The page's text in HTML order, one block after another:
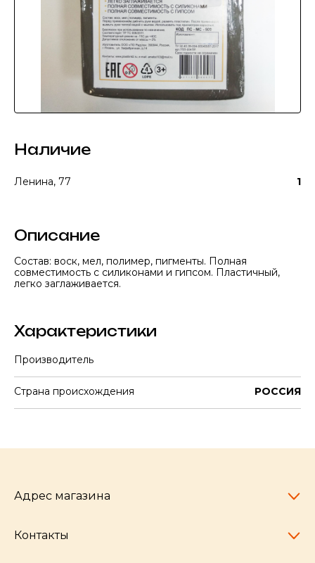
Наличие
Ленина, 77 1
Описание
Состав: воск, мел, полимер, пигменты. Полная
совместимость с силиконами и гипсом. Пластичный,
легко заглаживается.
Характеристики
Производитель
Страна происхождения РОССИЯ
Адрес магазина
Челябинск,
Контакты